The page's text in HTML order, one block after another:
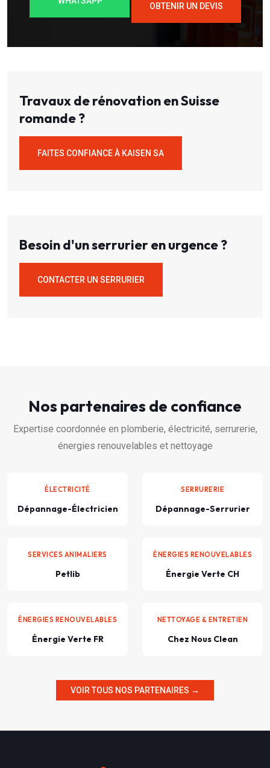
OBTENIR UN DEVIS
Travaux de rénovation en Suisse
romande ?
FAITES CONFIANCE À KAISEN SA
Besoin d'un serrurier en urgence ?
CONTACTER UN SERRURIER
Nos partenaires de confiance
Expertise coordonnée en plomberie, électricité, serrurerie,
énergies renouvelables et nettoyage
ÉLECTRICITÉ
Dépannage-Électricien
SERRURERIE
Dépannage-Serrurier
SERVICES ANIMALIERS
Petlib
ÉNERGIES RENOUVELABLES
Énergie Verte CH
ÉNERGIES RENOUVELABLES
Énergie Verte FR
NETTOYAGE & ENTRETIEN
Chez Nous Clean
VOIR TOUS NOS PARTENAIRES →